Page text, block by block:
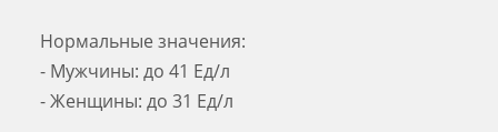
Нормальные значения:
- Мужчины: до 41 Ед/л
- Женщины: до 31 Ед/л